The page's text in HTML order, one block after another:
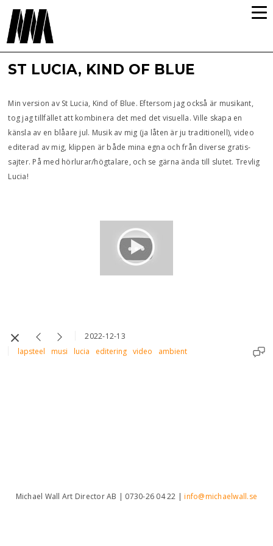
ST LUCIA, KIND OF BLUE
Min version av St Lucia, Kind of Blue. Eftersom jag också är musikant,
tog jag tillfället att kombinera det med det visuella. Ville skapa en
känsla av en blåare jul. Musik av mig (ja låten är ju traditionell), video
editerad av mig, klippen är både mina egna och från diverse gratis-
sajter. På med hörlurar/högtalare, och se gärna ända till slutet. Trevlig
Lucia!
2022-12-13
lapsteel
musi lucia editering video ambient
Michael Wall Art Director AB | 0730-26 04 22 |info@michaelwall.se